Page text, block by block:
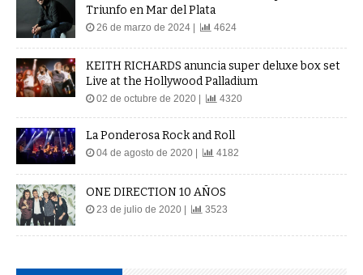
Triunfo en Mar del Plata
26 de marzo de 2024 | 4624
KEITH RICHARDS anuncia super deluxe box set
Live at the Hollywood Palladium
02 de octubre de 2020 | 4320
La Ponderosa Rock and Roll
04 de agosto de 2020 | 4182
ONE DIRECTION 10 AÑOS
23 de julio de 2020 | 3523